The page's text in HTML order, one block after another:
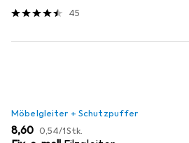
45
Möbelgleiter + Schutzpuffer
EUR
8,60 EUR
0,54/1Stk.